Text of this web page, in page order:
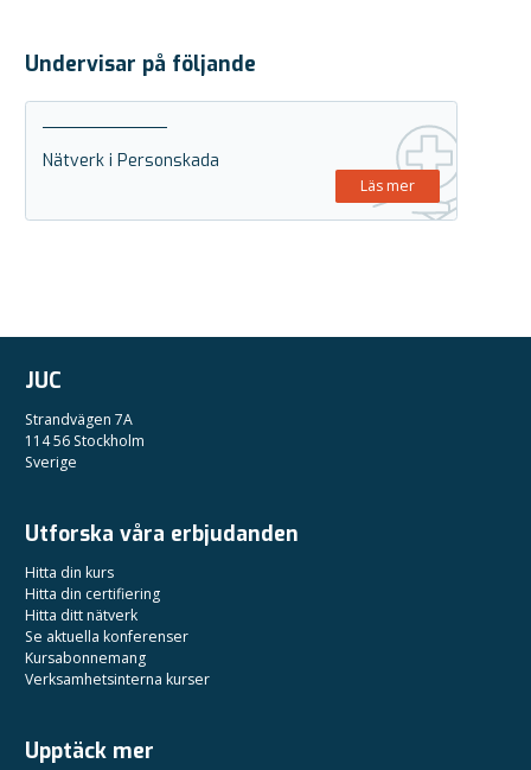
Undervisar på följande
Nätverk i Personskada
Läs mer
JUC
Strandvägen 7A
114 56 Stockholm
Sverige
Utforska våra erbjudanden
Hitta din kurs
Hitta din certifiering
Hitta ditt nätverk
Se aktuella konferenser
Kursabonnemang
Verksamhetsinterna kurser
Upptäck mer